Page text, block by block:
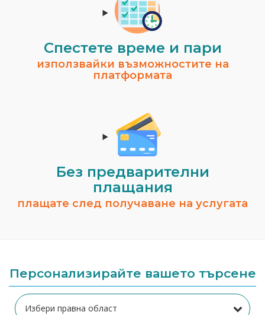
Спестeте време и пари
използвайки възможностите на
платформата
Без предварителни
плащания
плащате след получаване на услугата
Персонализирайте вашето търсене